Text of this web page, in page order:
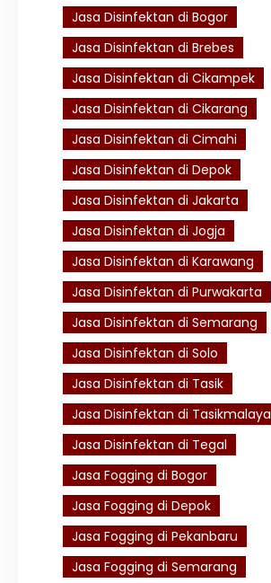
Jasa Disinfektan di Bogor
Jasa Disinfektan di Brebes
Jasa Disinfektan di Cikampek
Jasa Disinfektan di Cikarang
Jasa Disinfektan di Cimahi
Jasa Disinfektan di Depok
Jasa Disinfektan di Jakarta
Jasa Disinfektan di Jogja
Jasa Disinfektan di Karawang
Jasa Disinfektan di Purwakarta
Jasa Disinfektan di Semarang
Jasa Disinfektan di Solo
Jasa Disinfektan di Tasik
Jasa Disinfektan di Tasikmalaya
Jasa Disinfektan di Tegal
Jasa Fogging di Bogor
Jasa Fogging di Depok
Jasa Fogging di Pekanbaru
Jasa Fogging di Semarang